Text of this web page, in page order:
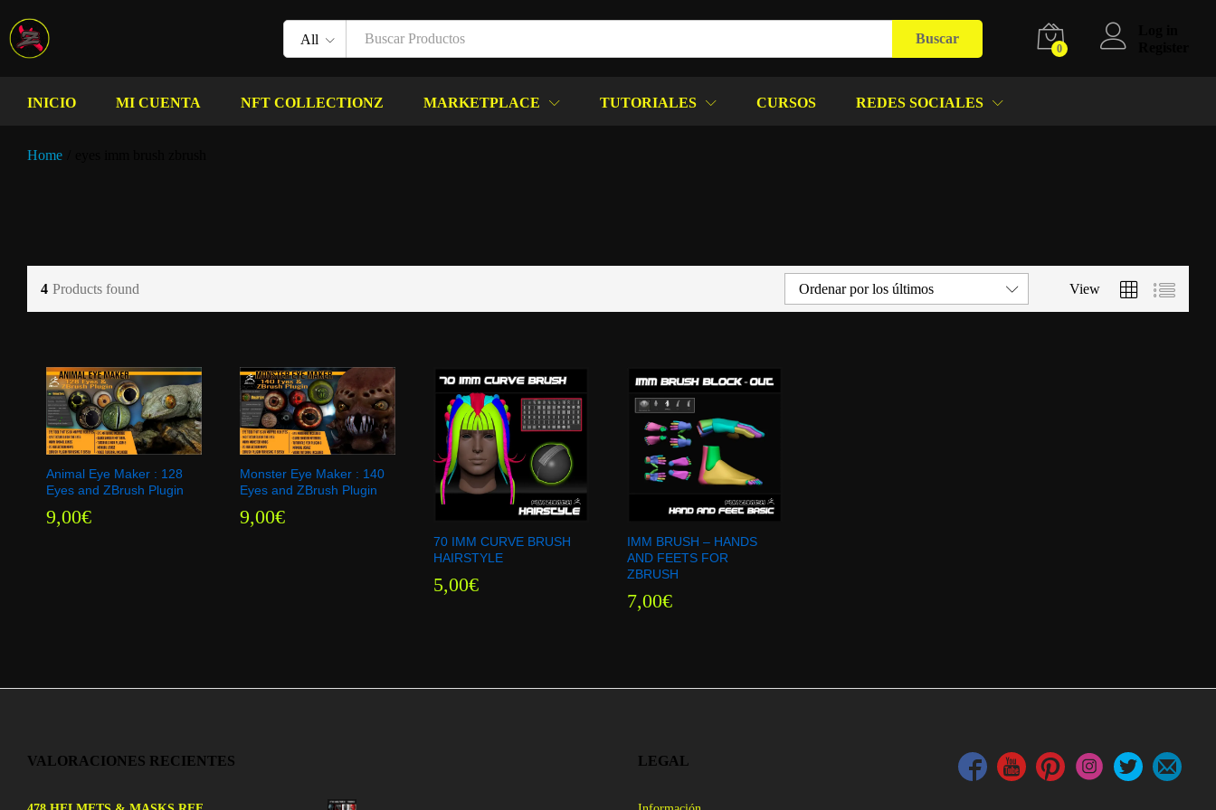
All Buscar
0
INICIO MI CUENTA NFT COLLECTIONZ MARKETPLACE TUTORIALES CURSOS REDES SOCIALES
Home
4 Products found View
Ordenar por los últimos
Animal Eye Maker : 128
Eyes and ZBrush Plugin
9,00€
9,00€
Monster Eye Maker : 140
Eyes and ZBrush Plugin
9,00€
9,00€
70 IMM CURVE BRUSH
HAIRSTYLE
5,00€
5,00€
IMM BRUSH – HANDS
AND FEETS FOR
ZBRUSH
7,00€
7,00€
VALORACIONES RECIENTES LEGAL